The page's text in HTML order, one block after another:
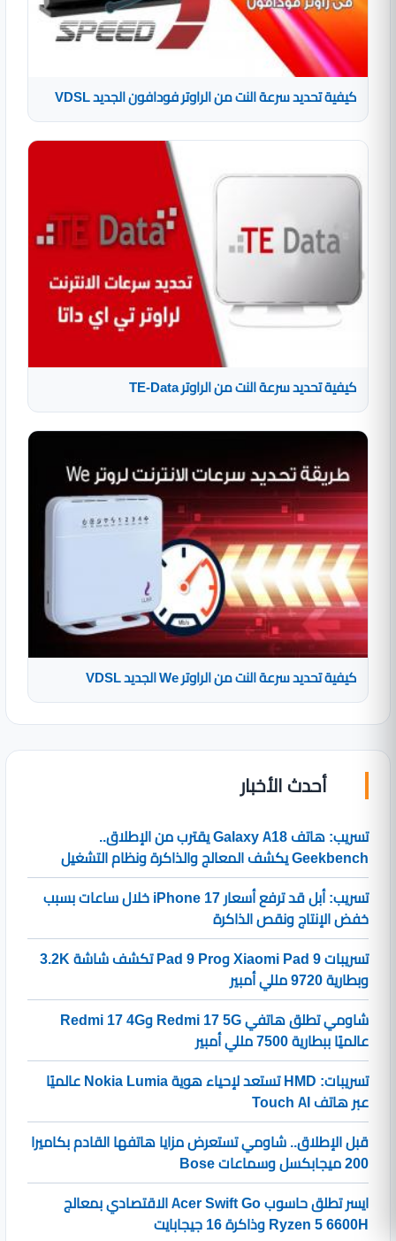
كيفية تحديد سرعة النت من الراوتر فودافون الجديد VDSL
كيفية تحديد سرعة النت من الراوتر TE-Data
كيفية تحديد سرعة النت من الراوتر We الجديد VDSL
أحدث الأخبار
تسريب: هاتف Galaxy A18 يقترب من الإطلاق..
Geekbench يكشف المعالج والذاكرة ونظام التشغيل
تسريب: أبل قد ترفع أسعار iPhone 17 خلال ساعات بسبب
خفض الإنتاج ونقص الذاكرة
تسريبات Xiaomi Pad 9 وPad 9 Pro تكشف شاشة 3.2K
وبطارية 9720 مللي أمبير
شاومي تطلق هاتفي Redmi 17 5G وRedmi 17 4G
عالميًا ببطارية 7500 مللي أمبير
تسريبات: HMD تستعد لإحياء هوية Nokia Lumia عالميًا
عبر هاتف Touch AI
قبل الإطلاق.. شاومي تستعرض مزايا هاتفها القادم بكاميرا
200 ميجابكسل وسماعات Bose
ايسر تطلق حاسوب Acer Swift Go الاقتصادي بمعالج
Ryzen 5 6600H وذاكرة 16 جيجابايت